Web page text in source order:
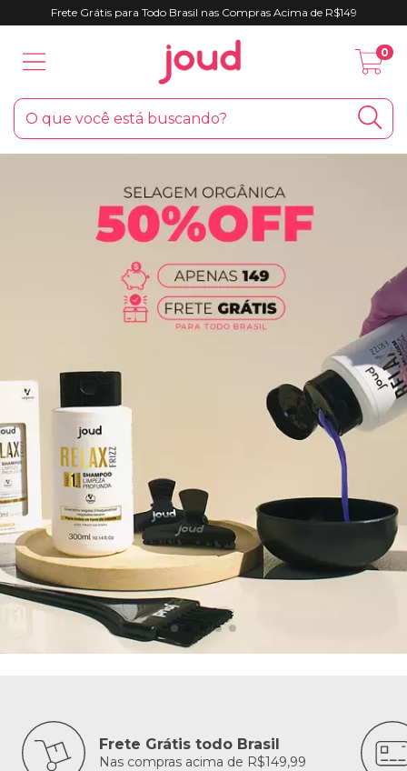
Frete Grátis para Todo Brasil nas Compras Acima de R$149
0
Frete Grátis todo Brasil
Nas compras acima de R$149,99